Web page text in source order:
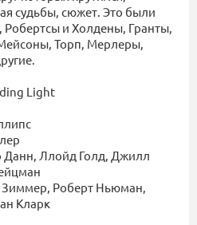
судьбы, сюжет. Это были
и Холдены, Гранты,
Торп, Мерлеры,
Light
Данн, Ллойд Голд, Джилл
Роберт Ньюман,
Кларк